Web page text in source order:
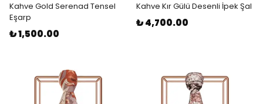
Kahve Gold Serenad Tensel
Eşarp
₺ 1,500.00
Kahve Kır Gülü Desenli İpek Şal
₺ 4,700.00